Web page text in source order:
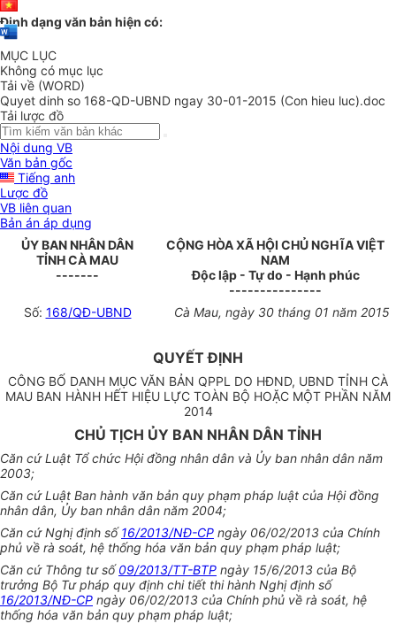
Định dạng văn bản hiện có:
MỤC LỤC
Không có mục lục
Tải về (WORD)
Quyet dinh so 168-QD-UBND ngay 30-01-2015 (Con hieu luc).doc
Tải lược đồ
Nội dung VB
Văn bản gốc
Tiếng anh
Lược đồ
VB liên quan
Bản án áp dụng
ỦY BAN NHÂN DÂN
TỈNH CÀ MAU
-------
CỘNG HÒA XÃ HỘI CHỦ NGHĨA VIỆT
NAM
Độc lập - Tự do - Hạnh phúc
---------------
Số: 168/QĐ-UBND Cà Mau, ngày 30 tháng 01 năm 2015
QUYẾT ĐỊNH
CÔNG BỐ DANH MỤC VĂN BẢN QPPL DO HĐND, UBND TỈNH CÀ
MAU BAN HÀNH HẾT HIỆU LỰC TOÀN BỘ HOẶC MỘT PHẦN NĂM
2014
CHỦ TỊCH ỦY BAN NHÂN DÂN TỈNH
Căn cứ Luật Tổ chức Hội đồng nhân dân và Ủy ban nhân dân năm
2003;
Căn cứ Luật Ban hành văn bản quy phạm pháp luật của Hội đồng
nhân dân, Ủy ban nhân dân năm 2004;
Căn cứ Nghị định số16/2013/NĐ-CP ngày 06/02/2013 của Chính
phủ về rà soát, hệ thống hóa văn bản quy phạm pháp luật;
Căn cứ Thông tư số09/2013/TT-BTP ngày 15/6/2013 của Bộ
trưởng Bộ Tư pháp quy định chi tiết thi hành Nghị định số
16/2013/NĐ-CP ngày 06/02/2013 của Chính phủ về rà soát, hệ
thống hóa văn bản quy phạm pháp luật;